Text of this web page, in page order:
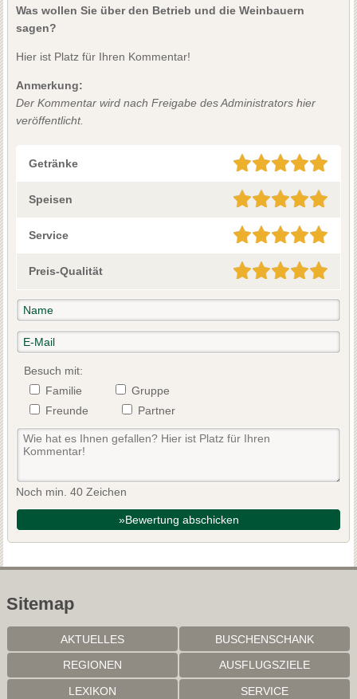
Was wollen Sie über den Betrieb und die Weinbauern
sagen?
Hier ist Platz für Ihren Kommentar!
Anmerkung:
Der Kommentar wird nach Freigabe des Administrators hier
veröffentlicht.
Getränke
Speisen
Service
Preis-Qualität
Besuch mit:
Familie
Gruppe
Freunde
Partner
Noch min. 40 Zeichen
»Bewertung abschicken
Sitemap
AKTUELLES BUSCHENSCHANK
REGIONEN AUSFLUGSZIELE
LEXIKON SERVICE